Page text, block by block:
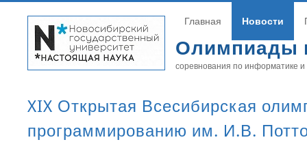
Олимпиады
соревнования по информатике
XIX Открытая Всесибирская
программированию им. И.В.
Главная Новости